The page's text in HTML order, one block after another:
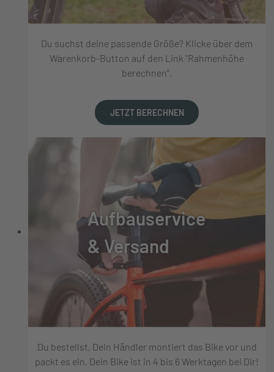
Du suchst deine passende Größe? Klicke über dem
Warenkorb-Button auf den Link "Rahmenhöhe
berechnen".
JETZT BERECHNEN
Aufbauservice
& Versand
Du bestellst, Dein Händler montiert das Bike vor und
packt es ein, Dein Bike ist in 4 bis 6 Werktagen bei Dir!